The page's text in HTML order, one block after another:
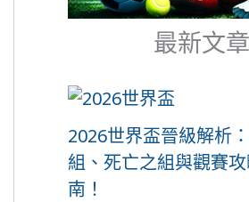
最新文章
2026世界盃晉級解析
組、死亡之組與觀賽
南！